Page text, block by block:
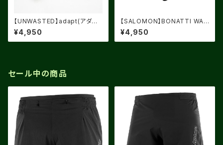
【UNWASTED】adapt(アダプ
ト) BLACK
¥4,950
【SALOMON】BONATTI WAT
ERPROOF ユニセックス グロ
ーブ
¥4,950
セール中の商品